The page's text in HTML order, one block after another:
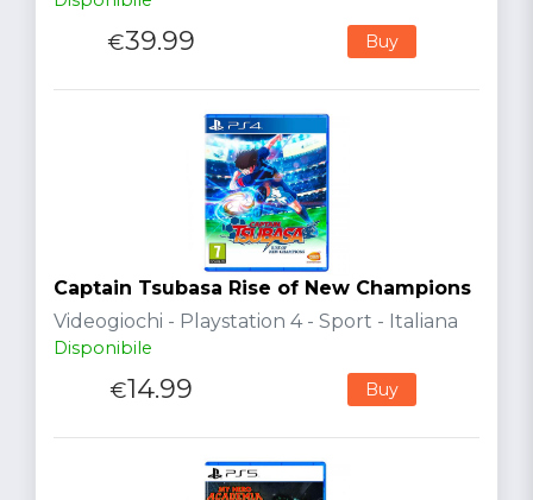
€39.99 Buy
Captain Tsubasa Rise of New Champions
Videogiochi - Playstation 4 - Sport - Italiana
Disponibile
€14.99 Buy